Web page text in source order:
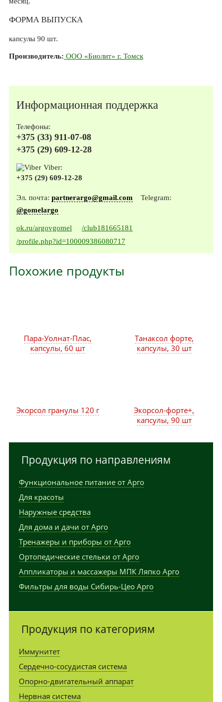
ФОРМА ВЫПУСКА
капсулы 90 шт.
Производитель: ООО «Биолит» г. Томск
Информационная поддержка
Телефоны:
+375 (33) 911-07-08
+375 (29) 609-12-28
Viber:
+375 (29) 609-12-28
Эл. почта: partnerargo@gmail.com Telegram:
@gomelargo
ok.ru/argovgomel
/club181665181
/profile.php?id=100009386080717
Похожие продукты
Пара-Уолнат-Плас,
капсулы, 60 шт
Танаксол форте,
капсулы, 30 шт
Экорсол-форте+,
капсулы, 90 шт
Экорсол гранулы 120 г
Продукция по направлениям
Функциональное питание от Арго
Для красоты
Наружные средства
Для дома и дачи от Арго
Тренажеры и приборы от Арго
Ортопедические стельки от Арго
Аппликаторы и массажеры МПК Ляпко Арго
Фильтры для воды Сибирь-Цео Арго
Продукция по категориям
Иммунитет
Сердечно-сосудистая система
Опорно-двигательный аппарат
Нервная система